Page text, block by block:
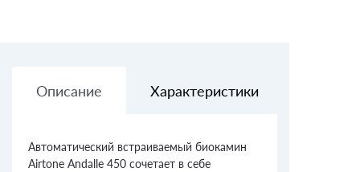
Описание Характеристики
Автоматический встраиваемый биокамин
Airtone Andalle 450 сочетает в себе